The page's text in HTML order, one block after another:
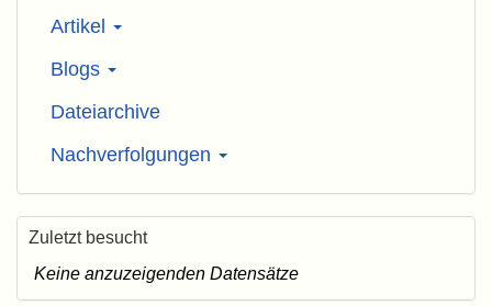
Artikel
Blogs
Dateiarchive
Nachverfolgungen
Zuletzt besucht
Keine anzuzeigenden Datensätze